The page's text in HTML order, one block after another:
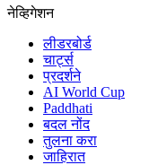
नेव्हिगेशन
लीडरबोर्ड
चार्ट्स
प्रदर्शने
AI World Cup
Paddhati
बदल नोंद
तुलना करा
जाहिरात